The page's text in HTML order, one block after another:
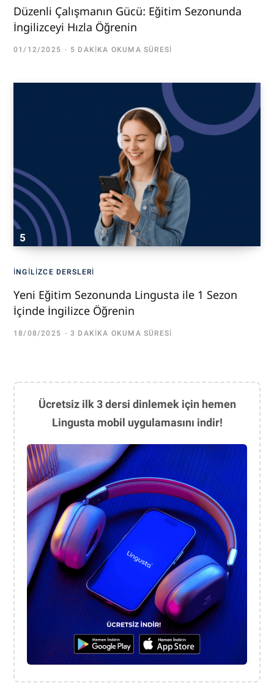
Düzenli Çalışmanın Gücü: Eğitim Sezonunda
İngilizceyi Hızla Öğrenin
01/12/2025 5 DAKIKA OKUMA SÜRESI
İNGILIZCE DERSLERI
Yeni Eğitim Sezonunda Lingusta ile 1 Sezon
İçinde İngilizce Öğrenin
18/08/2025 3 DAKIKA OKUMA SÜRESI
Ücretsiz ilk 3 dersi dinlemek için hemen
Lingusta mobil uygulamasını indir!